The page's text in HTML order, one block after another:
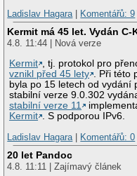
Ladislav Hagara | Komentářů: 9
Kermit má 45 let. Vydán C-
4.8. 11:44 | Nová verze
Kermit , tj. protokol pro
vznikl před 45 lety . Při této
byla po 15 letech od vydání
stabilní verze 9.0.302
stabilní verze 11
Kermit . S podporou IPv6.
Ladislav Hagara | Komentářů: 0
20 let Pandoc
4.8. 11:11 | Zajímavý článek